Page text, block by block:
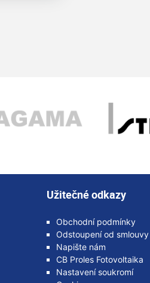
Užitečné odkazy
Obchodní podmínky
Odstoupení od smlouvy
Napište nám
CB Proles Fotovoltaika
Nastavení soukromí